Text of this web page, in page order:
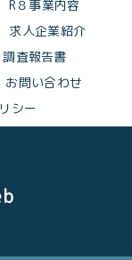
R８事業内容
求人企業紹介
調査報告書
お問い合わせ
シー